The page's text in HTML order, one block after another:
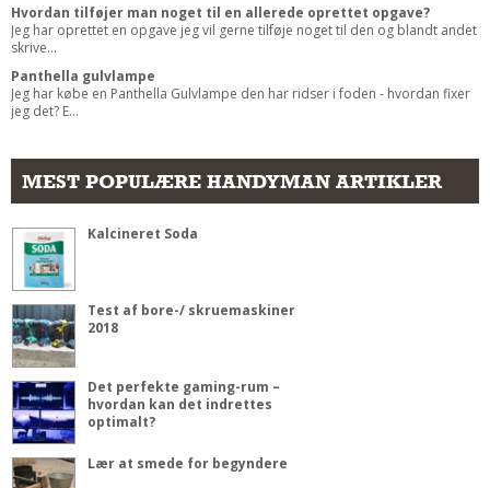
Hvordan tilføjer man noget til en allerede oprettet opgave?
Jeg har oprettet en opgave jeg vil gerne tilføje noget til den og blandt andet
skrive...
Panthella gulvlampe
Jeg har købe en Panthella Gulvlampe den har ridser i foden - hvordan fixer
jeg det? E...
MEST POPULÆRE HANDYMAN ARTIKLER
Kalcineret Soda
Test af bore-/ skruemaskiner
2018
Det perfekte gaming-rum –
hvordan kan det indrettes
optimalt?
Lær at smede for begyndere